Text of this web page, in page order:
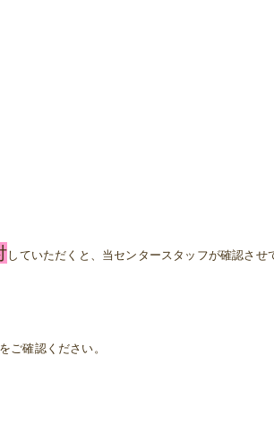
していただくと、当センタースタッフが確認させ
ご確認ください。